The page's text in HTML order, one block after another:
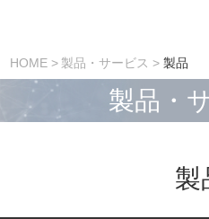
HOME 製品・サービス 製品
製品・
製